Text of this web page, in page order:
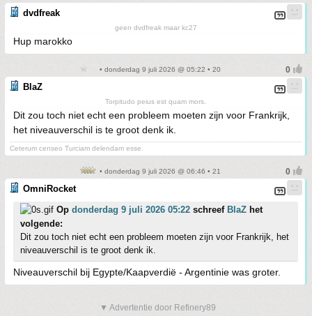
dvdfreak
geen dvdfreak maar kc27
Hup marokko
• donderdag 9 juli 2026 @ 05:22 • 20
BlaZ
Torpitudo peius est quam mors.
Dit zou toch niet echt een probleem moeten zijn voor Frankrijk,
het niveauverschil is te groot denk ik.
Ceterum censeo Turciam delendam esse.
• donderdag 9 juli 2026 @ 06:46 • 21
OmniRocket
Op donderdag 9 juli 2026 05:22 schreef BlaZ het
volgende:
Dit zou toch niet echt een probleem moeten zijn voor Frankrijk, het
niveauverschil is te groot denk ik.
Niveauverschil bij Egypte/Kaapverdië - Argentinie was groter.
▼ Advertentie door Refinery89